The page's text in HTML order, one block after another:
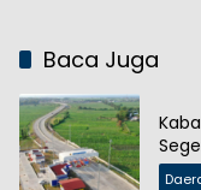
Baca Juga